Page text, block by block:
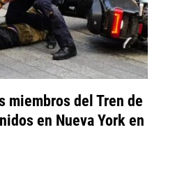
miembros del Tren de
en Nueva York en